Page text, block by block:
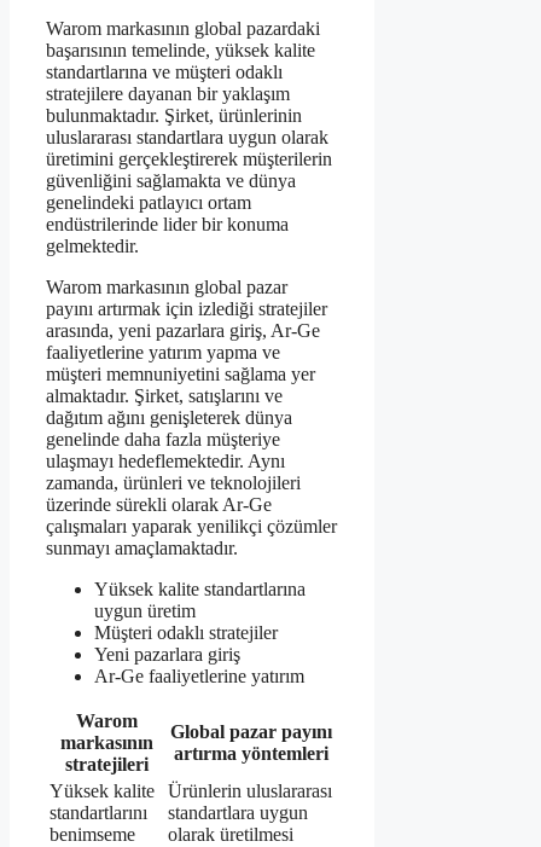
Warom markasının global pazardaki
başarısının temelinde, yüksek kalite
standartlarına ve müşteri odaklı
stratejilere dayanan bir yaklaşım
bulunmaktadır. Şirket, ürünlerinin
uluslararası standartlara uygun olarak
üretimini gerçekleştirerek müşterilerin
güvenliğini sağlamakta ve dünya
genelindeki patlayıcı ortam
endüstrilerinde lider bir konuma
gelmektedir.
Warom markasının global pazar
payını artırmak için izlediği stratejiler
arasında, yeni pazarlara giriş, Ar-Ge
faaliyetlerine yatırım yapma ve
müşteri memnuniyetini sağlama yer
almaktadır. Şirket, satışlarını ve
dağıtım ağını genişleterek dünya
genelinde daha fazla müşteriye
ulaşmayı hedeflemektedir. Aynı
zamanda, ürünleri ve teknolojileri
üzerinde sürekli olarak Ar-Ge
çalışmaları yaparak yenilikçi çözümler
sunmayı amaçlamaktadır.
Yüksek kalite standartlarına
uygun üretim
Müşteri odaklı stratejiler
Yeni pazarlara giriş
Ar-Ge faaliyetlerine yatırım
Warom
markasının
stratejileri
Global pazar payını
artırma yöntemleri
Yüksek kalite
standartlarını
benimseme
Ürünlerin uluslararası
standartlara uygun
olarak üretilmesi